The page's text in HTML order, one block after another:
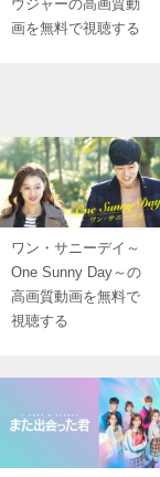
ウジャーの高画質動
画を無料で視聴する
ワン・サニーデイ～
One Sunny Day～の
高画質動画を無料で
視聴する